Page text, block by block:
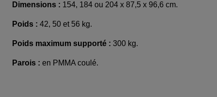
Dimensions : 154, 184 ou 204 x 87,5 x 96,6 cm.
Poids : 42, 50 et 56 kg.
Poids maximum supporté : 300 kg.
Parois : en PMMA coulé.